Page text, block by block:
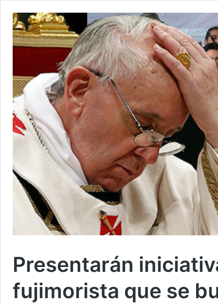
Presentarán
fujimorista que se